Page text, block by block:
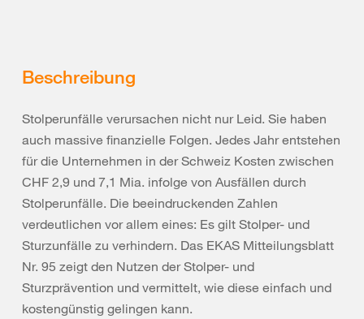
Beschreibung
Stolperunfälle verursachen nicht nur Leid. Sie haben
auch massive finanzielle Folgen. Jedes Jahr entstehen
für die Unternehmen in der Schweiz Kosten zwischen
CHF 2,9 und 7,1 Mia. infolge von Ausfällen durch
Stolperunfälle. Die beeindruckenden Zahlen
verdeutlichen vor allem eines: Es gilt Stolper- und
Sturzunfälle zu verhindern. Das EKAS Mitteilungsblatt
Nr. 95 zeigt den Nutzen der Stolper- und
Sturzprävention und vermittelt, wie diese einfach und
kostengünstig gelingen kann.